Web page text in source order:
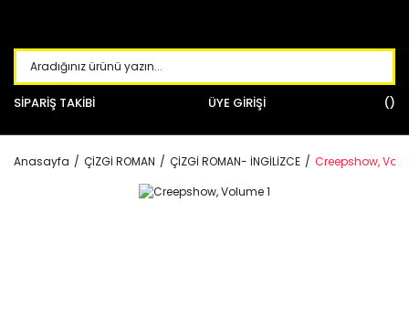
SİPARİŞ TAKİBİ ÜYE GİRİŞİ
Anasayfa ÇİZGİ ROMAN ÇİZGİ ROMAN- İNGİLİZCE Creepshow,